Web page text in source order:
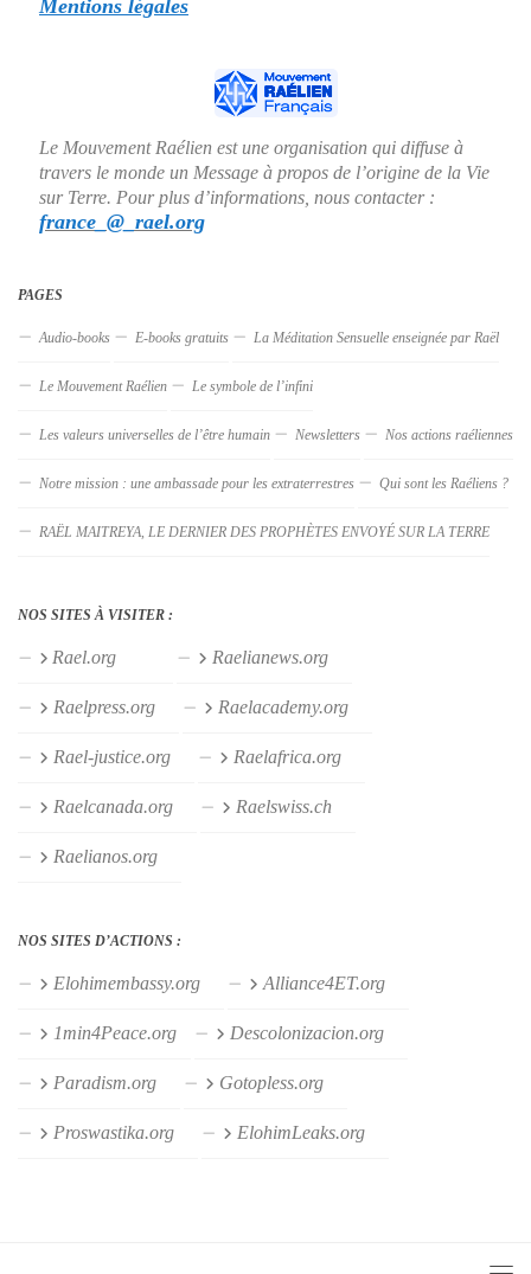
Mentions légales
Le Mouvement Raélien est une organisation qui diffuse à
travers le monde un Message à propos de l’origine de la Vie
sur Terre. Pour plus d’informations, nous contacter :
france_@_rael.org
PAGES
Audio-books E-books gratuits La Méditation Sensuelle enseignée par Raël
Le Mouvement Raélien Le symbole de l’infini
Les valeurs universelles de l’être humain Newsletters Nos actions raéliennes
Notre mission : une ambassade pour les extraterrestres Qui sont les Raéliens ?
RAËL MAITREYA, LE DERNIER DES PROPHÈTES ENVOYÉ SUR LA TERRE
NOS SITES À VISITER :
Rael.org Raelianews.org
Raelpress.org Raelacademy.org
Rael-justice.org Raelafrica.org
Raelcanada.org Raelswiss.ch
Raelianos.org
NOS SITES D’ACTIONS :
Elohimembassy.org Alliance4ET.org
1min4Peace.org Descolonizacion.org
Paradism.org Gotopless.org
Proswastika.org ElohimLeaks.org